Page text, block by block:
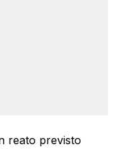
reato previsto